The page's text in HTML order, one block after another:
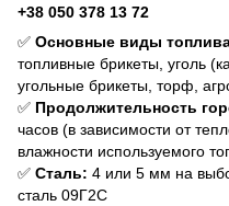
+38 050 378 13 72
✅ Основные виды
топливные брикеты, уголь
угольные брикеты, торф,
✅ Продолжительность
часов (в зависимости от
влажности используемого
✅ Сталь: 4 или 5 мм на
сталь 09Г2С